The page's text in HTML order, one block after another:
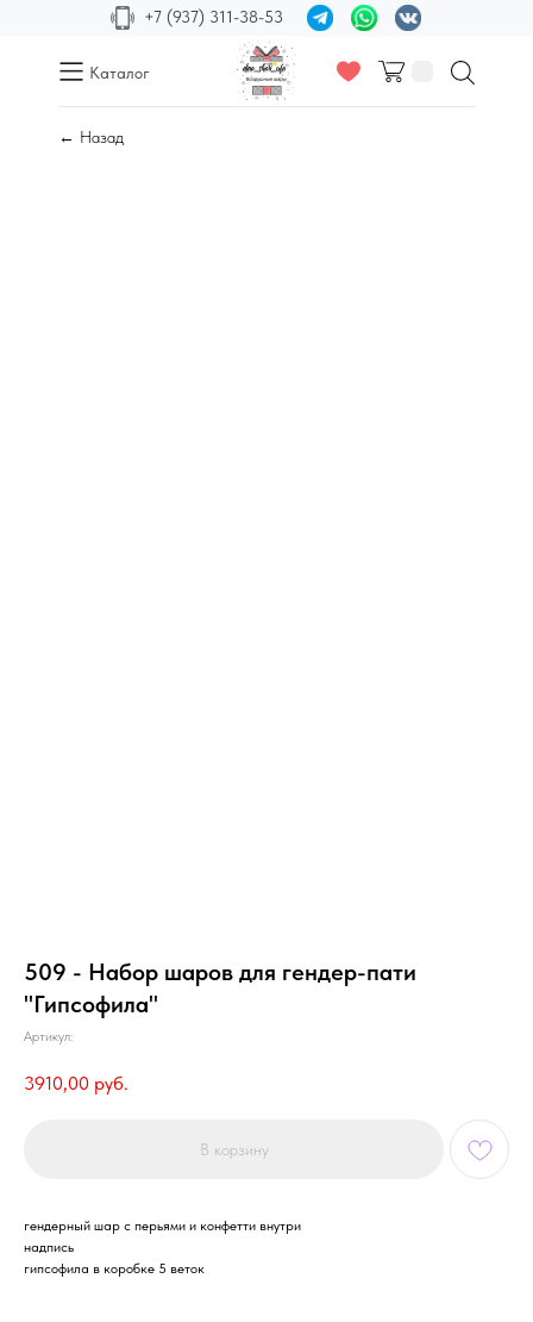
+7 (937) 311-38-53
Каталог
← Назад
509 - Набор шаров для гендер-пати
"Гипсофила"
Артикул:
3910,00 руб.
В корзину
гендерный шар с перьями и конфетти внутри
надпись
гипсофила в коробке 5 веток